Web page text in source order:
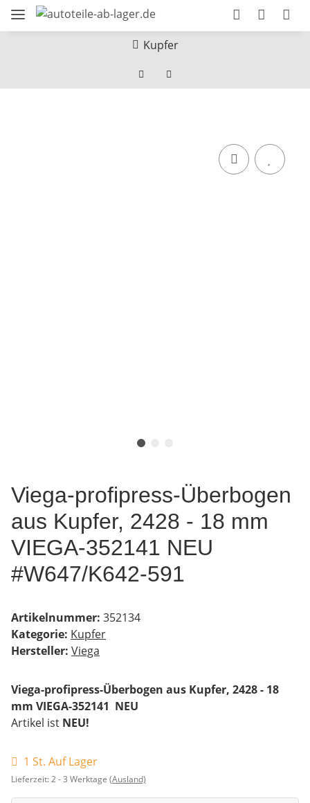
Kupfer
Viega-profipress-Überbogen
aus Kupfer, 2428 - 18 mm
VIEGA-352141 NEU
#W647/K642-591
Artikelnummer: 352134
Kategorie: Kupfer
Hersteller: Viega
Viega-profipress-Überbogen aus Kupfer, 2428 - 18
mm VIEGA-352141 NEU
Artikel ist NEU!
1 St. Auf Lager
Lieferzeit:2 - 3 Werktage (Ausland)